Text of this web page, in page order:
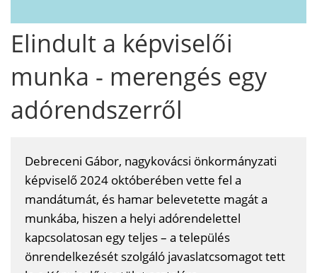
Elindult a képviselői
munka - merengés egy
adórendszerről
Debreceni Gábor, nagykovácsi önkormányzati
képviselő 2024 októberében vette fel a
mandátumát, és hamar belevetette magát a
munkába, hiszen a helyi adórendelettel
kapcsolatosan egy teljes – a település
önrendelkezését szolgáló javaslatcsomagot tett